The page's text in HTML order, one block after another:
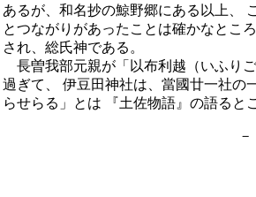
あるが、和名抄の鯨野郷にある以上、
とつながりがあったことは確かなとこ
され、総氏神である。
長曽我部元親が「以布利越（いふり
過ぎて、 伊豆田神社は、當國廿一社の
らせらる」とは 『土佐物語』の語ると